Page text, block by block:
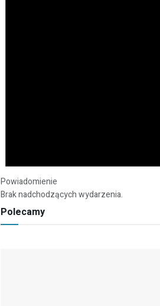
Powiadomienie
Brak nadchodzących wydarzenia.
Polecamy